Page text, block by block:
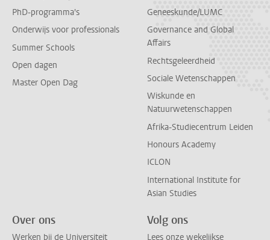
PhD-programma's
Onderwijs voor professionals
Summer Schools
Open dagen
Master Open Dag
Geneeskunde/LUMC
Governance and Global
Affairs
Rechtsgeleerdheid
Sociale Wetenschappen
Wiskunde en
Natuurwetenschappen
Afrika-Studiecentrum Leiden
Honours Academy
ICLON
International Institute for
Asian Studies
Over ons
Werken bij de Universiteit
Volg ons
Lees onze wekelijkse